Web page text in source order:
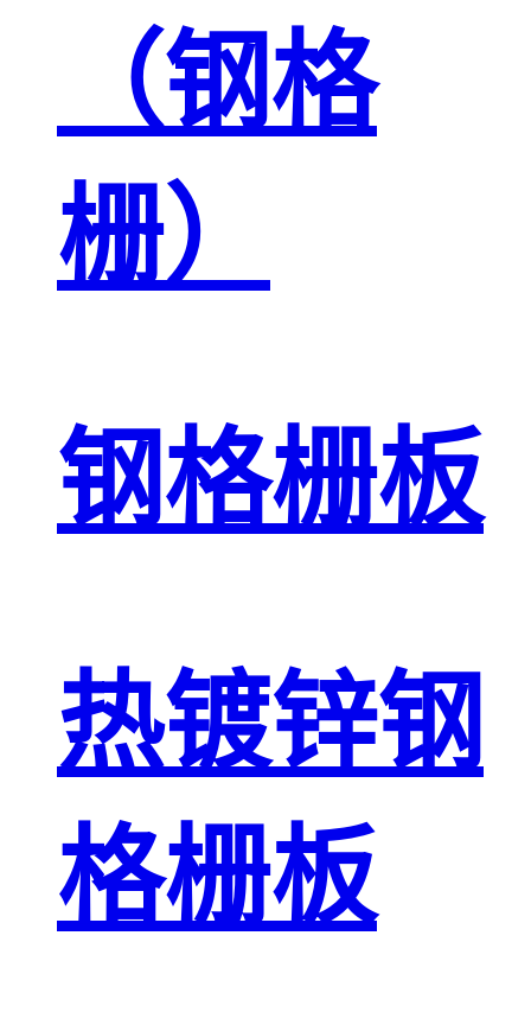
（钢格
栅）
钢格栅板
热镀锌钢
格栅板